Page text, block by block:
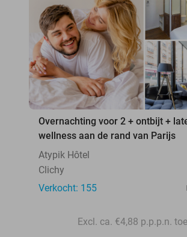
Overnachting voor 2 + ontbijt +
wellness aan de rand van Parijs
Atypik Hôtel
Clichy
Verkocht: 155
Excl. ca. €4,88 p.p.p.n.